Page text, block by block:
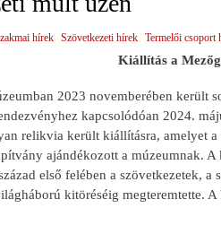
hírek Szövetkezeti hírek Termelői csoport
Kiállítás a
2023 novemberében került
kapcsolódóan 2024.
relikvia került kiállításra, amelyet
ajándékozott a múzeumnak.
első felében a szövetkezetek, a
kitöréséig megteremtette.